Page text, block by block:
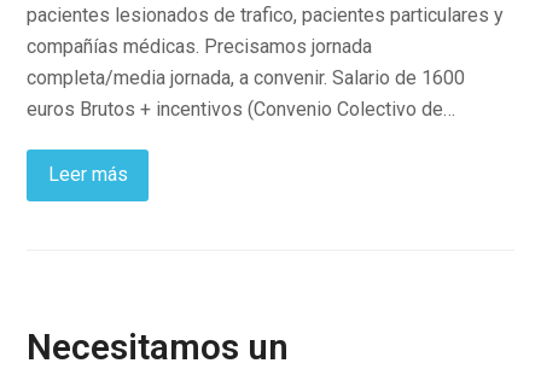
pacientes lesionados de trafico, pacientes particulares y
compañías médicas. Precisamos jornada
completa/media jornada, a convenir. Salario de 1600
euros Brutos + incentivos (Convenio Colectivo de…
Leer más
Necesitamos un